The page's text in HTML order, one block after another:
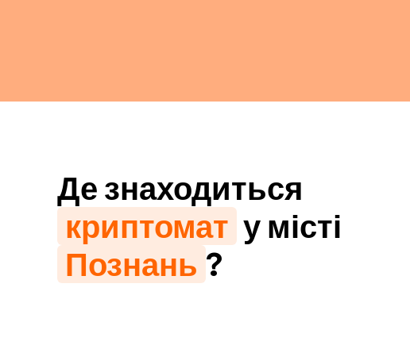
Де знаходиться
криптомат у місті
Познань ?